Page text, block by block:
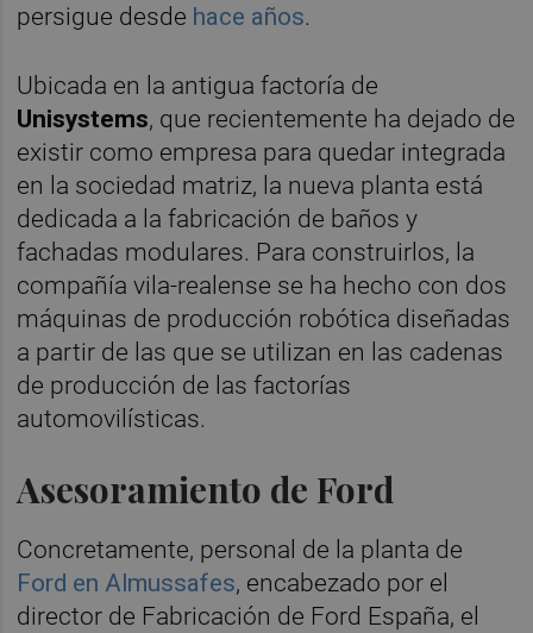
persigue desde hace años.
Ubicada en la antigua factoría de
Unisystems, que recientemente ha dejado de
existir como empresa para quedar integrada
en la sociedad matriz, la nueva planta está
dedicada a la fabricación de baños y
fachadas modulares. Para construirlos, la
compañía vila-realense se ha hecho con dos
máquinas de producción robótica diseñadas
a partir de las que se utilizan en las cadenas
de producción de las factorías
automovilísticas.
Asesoramiento de Ford
Concretamente, personal de la planta de
Ford en Almussafes, encabezado por el
director de Fabricación de Ford España, el